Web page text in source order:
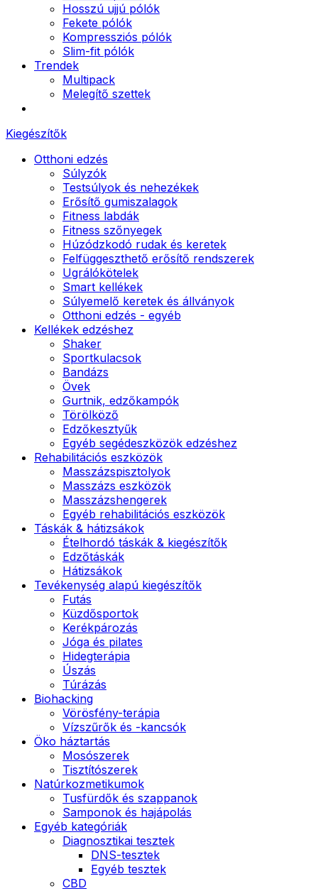
Hosszú ujjú pólók
Fekete pólók
Kompressziós pólók
Slim-fit pólók
Trendek
Multipack
Melegítő szettek
Kiegészítők
Otthoni edzés
Súlyzók
Testsúlyok és nehezékek
Erősítő gumiszalagok
Fitness labdák
Fitness szőnyegek
Húzódzkodó rudak és keretek
Felfüggeszthető erősítő rendszerek
Ugrálókötelek
Smart kellékek
Súlyemelő keretek és állványok
Otthoni edzés - egyéb
Kellékek edzéshez
Shaker
Sportkulacsok
Bandázs
Övek
Gurtnik, edzőkampók
Törölköző
Edzőkesztyűk
Egyéb segédeszközök edzéshez
Rehabilitációs eszközök
Masszázspisztolyok
Masszázs eszközök
Masszázshengerek
Egyéb rehabilitációs eszközök
Táskák & hátizsákok
Ételhordó táskák & kiegészítők
Edzőtáskák
Hátizsákok
Tevékenység alapú kiegészítők
Futás
Küzdősportok
Kerékpározás
Jóga és pilates
Hidegterápia
Úszás
Túrázás
Biohacking
Vörösfény-terápia
Vízszűrők és -kancsók
Öko háztartás
Mosószerek
Tisztítószerek
Natúrkozmetikumok
Tusfürdők és szappanok
Samponok és hajápolás
Egyéb kategóriák
Diagnosztikai tesztek
DNS-tesztek
Egyéb tesztek
CBD